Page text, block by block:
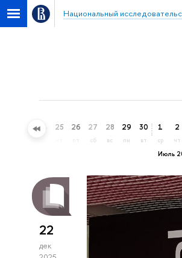
Национальный
24 25 26 27
сб
28
вс
29
пн
30
вт
Июль
1
ср
2
чт
22
дек